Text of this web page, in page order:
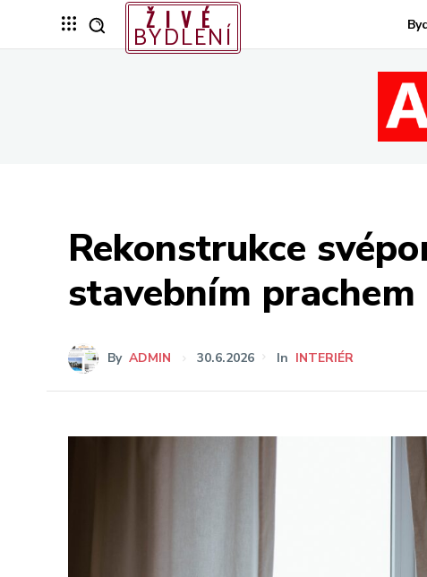
ŽIVÉ
BYDLENÍ
Rekonstrukce
stavebním prachem
By ADMIN 30.6.2026 In INTERIÉR